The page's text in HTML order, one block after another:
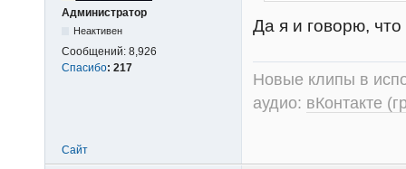
Администратор
Неактивен
Сообщений: 8,926
Спасибо: 217
Да я и говорю,
Новые клипы в
аудио: вКонтакте
Сайт